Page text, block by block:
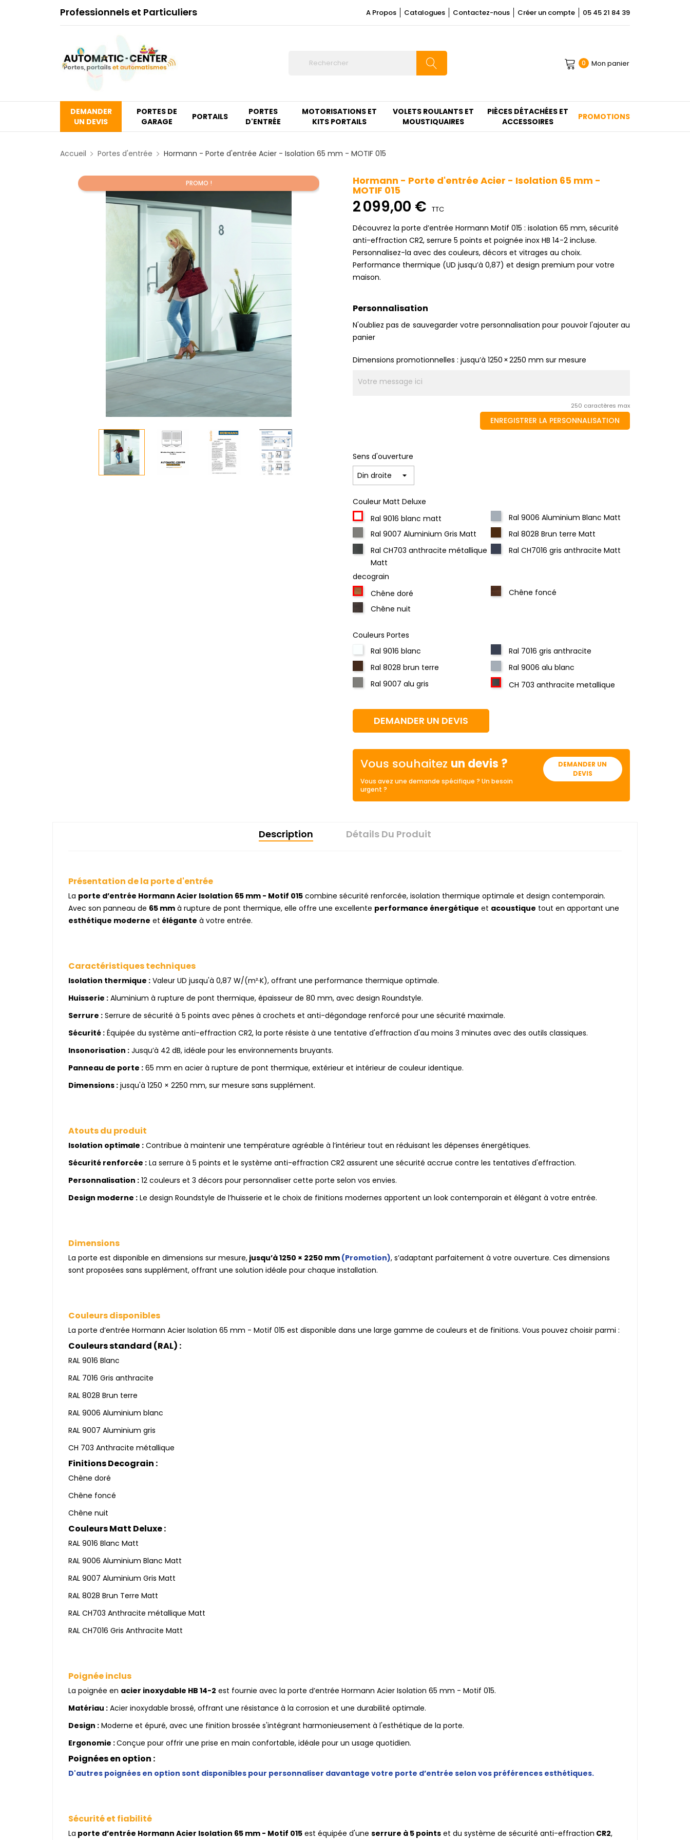
Professionnels et Particuliers A Propos Catalogues Contactez-nous Créer un compte 05 45 21 84 39
0 Mon panier
DEMANDER
UN DEVIS
PORTES DE
GARAGE
PORTAILS
PORTES
D'ENTRÉE
MOTORISATIONS ET
KITS PORTAILS
VOLETS ROULANTS ET
MOUSTIQUAIRES
PIÈCES DÉTACHÉES ET
ACCESSOIRES
PROMOTIONS
Accueil Portes d'entrée Hormann - Porte d'entrée Acier - Isolation 65 mm - MOTIF 015
PROMO !
Promo !
Hormann - Porte d'entrée Acier - Isolation 65 mm -
MOTIF 015
2 099,00 € TTC
Découvrez la porte d’entrée Hormann Motif 015 : isolation 65 mm, sécurité
anti-effraction CR2, serrure 5 points et poignée inox HB 14-2 incluse.
Personnalisez-la avec des couleurs, décors et vitrages au choix.
Performance thermique (UD jusqu’à 0,87) et design premium pour votre
maison.
Personnalisation
N'oubliez pas de sauvegarder votre personnalisation pour pouvoir l'ajouter au
panier
Dimensions promotionnelles : jusqu’à 1250 × 2250 mm sur mesure
250 caractères max
ENREGISTRER LA PERSONNALISATION
Sens d'ouverture
Couleur Matt Deluxe
Ral 9016 blanc matt
Ral 9006 Aluminium Blanc Matt
Ral 9007 Aluminium Gris Matt
Ral 8028 Brun terre Matt
Ral CH703 anthracite métallique
Matt
Ral CH7016 gris anthracite Matt
decograin
Chêne doré
Chêne foncé
Chêne nuit
Couleurs Portes
Ral 9016 blanc
Ral 7016 gris anthracite
Ral 8028 brun terre
Ral 9006 alu blanc
Ral 9007 alu gris
CH 703 anthracite metallique
DEMANDER UN DEVIS
Vous souhaitez un devis ?
Vous avez une demande spécifique ? Un besoin
urgent ?
DEMANDER UN
DEVIS
Description Détails Du Produit
Présentation de la porte d'entrée
La porte d’entrée Hormann Acier Isolation 65 mm - Motif 015 combine sécurité renforcée, isolation thermique optimale et design contemporain.
Avec son panneau de 65 mm à rupture de pont thermique, elle offre une excellente performance énergétique et acoustique tout en apportant une
esthétique moderne et élégante à votre entrée.
Caractéristiques techniques
Isolation thermique : Valeur UD jusqu'à 0,87 W/(m²·K), offrant une performance thermique optimale.
Huisserie : Aluminium à rupture de pont thermique, épaisseur de 80 mm, avec design Roundstyle.
Serrure : Serrure de sécurité à 5 points avec pênes à crochets et anti-dégondage renforcé pour une sécurité maximale.
Sécurité : Équipée du système anti-effraction CR2, la porte résiste à une tentative d'effraction d'au moins 3 minutes avec des outils classiques.
Insonorisation : Jusqu’à 42 dB, idéale pour les environnements bruyants.
Panneau de porte : 65 mm en acier à rupture de pont thermique, extérieur et intérieur de couleur identique.
Dimensions : jusqu'à 1250 × 2250 mm, sur mesure sans supplément.
Atouts du produit
Isolation optimale : Contribue à maintenir une température agréable à l’intérieur tout en réduisant les dépenses énergétiques.
Sécurité renforcée : La serrure à 5 points et le système anti-effraction CR2 assurent une sécurité accrue contre les tentatives d'effraction.
Personnalisation : 12 couleurs et 3 décors pour personnaliser cette porte selon vos envies.
Design moderne : Le design Roundstyle de l’huisserie et le choix de finitions modernes apportent un look contemporain et élégant à votre entrée.
Dimensions
La porte est disponible en dimensions sur mesure, jusqu’à 1250 × 2250 mm (Promotion), s’adaptant parfaitement à votre ouverture. Ces dimensions
sont proposées sans supplément, offrant une solution idéale pour chaque installation.
Couleurs disponibles
La porte d’entrée Hormann Acier Isolation 65 mm - Motif 015 est disponible dans une large gamme de couleurs et de finitions. Vous pouvez choisir parmi :
Couleurs standard (RAL) :
RAL 9016 Blanc
RAL 7016 Gris anthracite
RAL 8028 Brun terre
RAL 9006 Aluminium blanc
RAL 9007 Aluminium gris
CH 703 Anthracite métallique
Finitions Decograin :
Chêne doré
Chêne foncé
Chêne nuit
Couleurs Matt Deluxe :
RAL 9016 Blanc Matt
RAL 9006 Aluminium Blanc Matt
RAL 9007 Aluminium Gris Matt
RAL 8028 Brun Terre Matt
RAL CH703 Anthracite métallique Matt
RAL CH7016 Gris Anthracite Matt
Poignée inclus
La poignée en acier inoxydable HB 14-2 est fournie avec la porte d’entrée Hormann Acier Isolation 65 mm - Motif 015.
Matériau : Acier inoxydable brossé, offrant une résistance à la corrosion et une durabilité optimale.
Design : Moderne et épuré, avec une finition brossée s'intégrant harmonieusement à l'esthétique de la porte.
Ergonomie :Conçue pour offrir une prise en main confortable, idéale pour un usage quotidien.
Poignées en option :
D'autres poignées en option sont disponibles pour personnaliser davantage votre porte d’entrée selon vos préférences esthétiques.
Sécurité et fiabilité
La porte d’entrée Hormann Acier Isolation 65 mm - Motif 015 est équipée d'une serrure à 5 points et du système de sécurité anti-effraction CR2,